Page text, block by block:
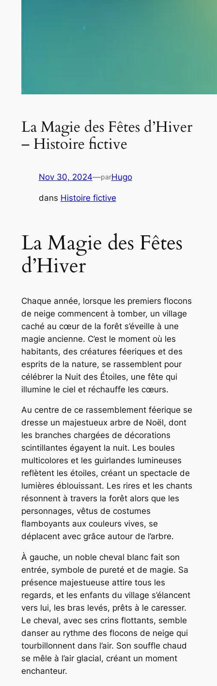
La Magie des Fêtes d’Hiver
– Histoire fictive
Nov 30, 2024—parHugo
dans Histoire fictive
La Magie des Fêtes
d’Hiver
Chaque année, lorsque les premiers flocons
de neige commencent à tomber, un village
caché au cœur de la forêt s’éveille à une
magie ancienne. C’est le moment où les
habitants, des créatures féeriques et des
esprits de la nature, se rassemblent pour
célébrer la Nuit des Étoiles, une fête qui
illumine le ciel et réchauffe les cœurs.
Au centre de ce rassemblement féerique se
dresse un majestueux arbre de Noël, dont
les branches chargées de décorations
scintillantes égayent la nuit. Les boules
multicolores et les guirlandes lumineuses
reflètent les étoiles, créant un spectacle de
lumières éblouissant. Les rires et les chants
résonnent à travers la forêt alors que les
personnages, vêtus de costumes
flamboyants aux couleurs vives, se
déplacent avec grâce autour de l’arbre.
À gauche, un noble cheval blanc fait son
entrée, symbole de pureté et de magie. Sa
présence majestueuse attire tous les
regards, et les enfants du village s’élancent
vers lui, les bras levés, prêts à le caresser.
Le cheval, avec ses crins flottants, semble
danser au rythme des flocons de neige qui
tourbillonnent dans l’air. Son souffle chaud
se mêle à l’air glacial, créant un moment
enchanteur.